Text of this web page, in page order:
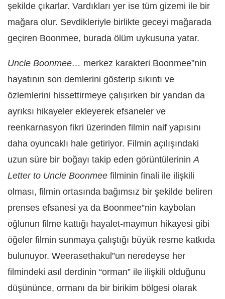
şekilde çıkarlar. Vardıkları yer ise tüm gizemi ile bir
mağara olur. Sevdikleriyle birlikte geceyi mağarada
geçiren Boonmee, burada ölüm uykusuna yatar.
Uncle Boonmee… merkez karakteri Boonmee”nin
hayatının son demlerini gösterip sıkıntı ve
özlemlerini hissettirmeye çalışırken bir yandan da
ayrıksı hikayeler ekleyerek efsaneler ve
reenkarnasyon fikri üzerinden filmin naif yapısını
daha oyuncaklı hale getiriyor. Filmin açılışındaki
uzun süre bir boğayı takip eden görüntülerinin A
Letter to Uncle Boonmee filminin finali ile ilişkili
olması, filmin ortasında bağımsız bir şekilde beliren
prenses efsanesi ya da Boonmee”nin kaybolan
oğlunun filme kattığı hayalet-maymun hikayesi gibi
öğeler filmin sunmaya çalıştığı büyük resme katkıda
bulunuyor. Weerasethakul”un neredeyse her
filmindeki asıl derdinin “orman” ile ilişkili olduğunu
düşününce, ormanı da bir birikim bölgesi olarak